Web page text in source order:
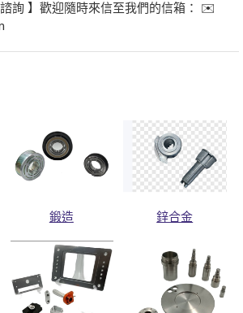
詢 】歡迎隨時來信至我們的信箱： ✉️
鍛造 鋅合金